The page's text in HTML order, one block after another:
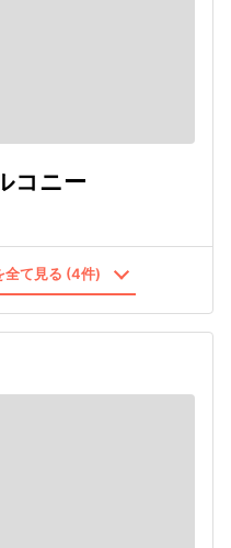
コニー
全て見る (4件)